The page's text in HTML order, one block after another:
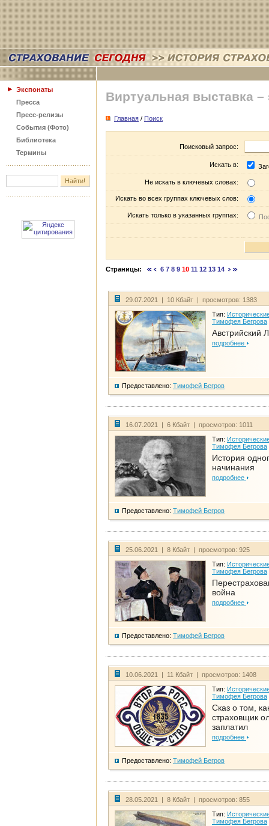
Экспонаты
Пресса
Пресс-релизы
События (Фото)
Библиотека
Термины
Виртуальная выставка –
Главная / Поиск
Поисковый запрос:
Искать в:
Не искать в ключевых словах:
Искать во всех группах ключевых слов:
Искать только в указанных группах:
Страницы: 6 7 8 9 10 11 12 13 14
29.07.2021 | 10 Кбайт | просмотров: 1383
Тип:
Тимофея Бегрова
Австрийский
подробнее
Предоставлено: Тимофей Бегров
16.07.2021 | 6 Кбайт | просмотров: 1011
Тип:
Тимофея Бегрова
История
начинания
подробнее
Предоставлено: Тимофей Бегров
25.06.2021 | 8 Кбайт | просмотров: 925
Тип:
Тимофея Бегрова
война
подробнее
Предоставлено: Тимофей Бегров
10.06.2021 | 11 Кбайт | просмотров: 1408
Тип:
Тимофея Бегрова
Сказ о том,
страховщик
заплатил
подробнее
Предоставлено: Тимофей Бегров
28.05.2021 | 8 Кбайт | просмотров: 855
Тип:
Тимофея Бегрова